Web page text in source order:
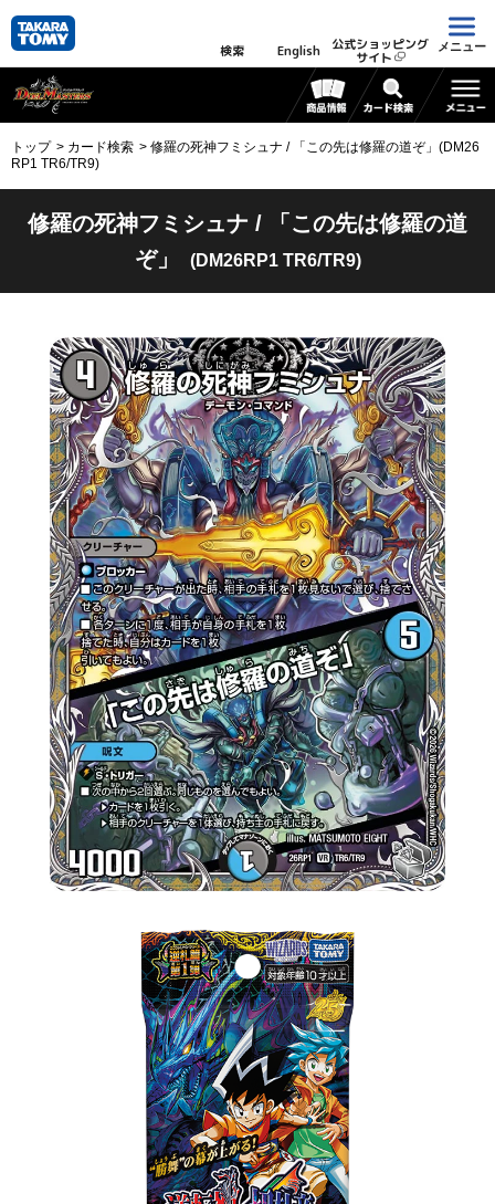
検索 English 公式ショッピング
サイト
メニュー
トップ カード検索
修羅の死神フミシュナ / 「この先は修羅の道ぞ」(DM26
RP1 TR6/TR9)
修羅の死神フミシュナ / 「この先は修羅の道
ぞ」
(DM26RP1 TR6/TR9)